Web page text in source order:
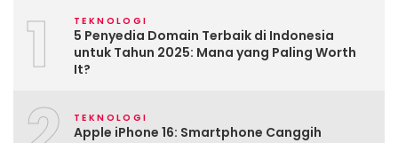
1 TEKNOLOGI
5 Penyedia Domain Terbaik di Indonesia
untuk Tahun 2025: Mana yang Paling Worth
It?
TEKNOLOGI
Apple iPhone 16: Smartphone Canggih